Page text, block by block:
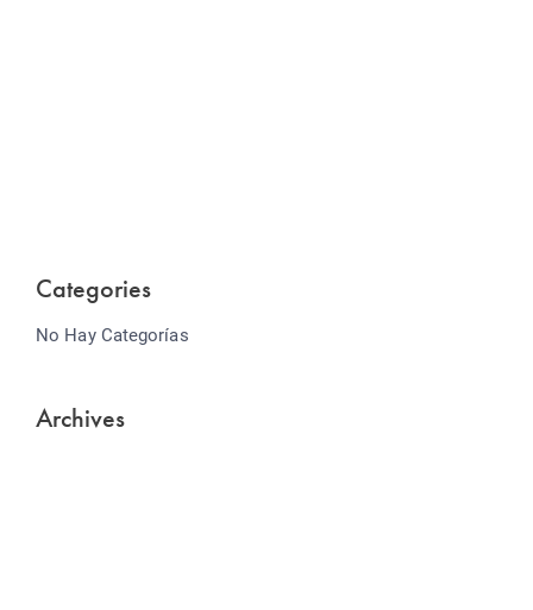
Categories
No Hay Categorías
Archives